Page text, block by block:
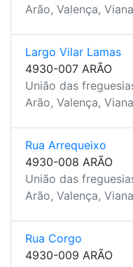
Arão, Valença,
Largo Vilar Lamas
4930-007 ARÃO
União das
Arão, Valença,
Rua Arrequeixo
4930-008 ARÃO
União das
Arão, Valença,
Rua Corgo
4930-009 ARÃO